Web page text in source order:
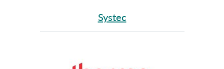
Systec